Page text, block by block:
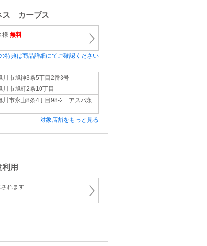
ス カーブス
様 無料
特典は商品詳細にてご確認ください
川市旭神3条5丁目2番3号
川市旭町2条10丁目
川市永山8条4丁目98-2 アスパ永
対象店舗をもっと見る
用
れます